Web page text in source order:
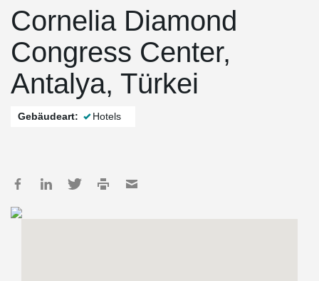
Cornelia Diamond
Congress Center,
Antalya, Türkei
Gebäudeart: Hotels